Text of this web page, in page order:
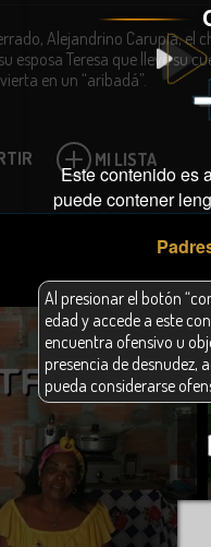
Alejandrino Carupia,
esposa Teresa que lleve su
en un “aribadá”.
MI LISTA
Este contenido es
puede contener
Al presionar el botón
edad y accede a este
encuentra ofensivo u
presencia de desnudez,
pueda considerarse
El usuario se
ninguna persona menor
El usuario entiende que
borrar material que